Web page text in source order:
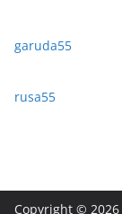
garuda55
rusa55
Copyright © 2026